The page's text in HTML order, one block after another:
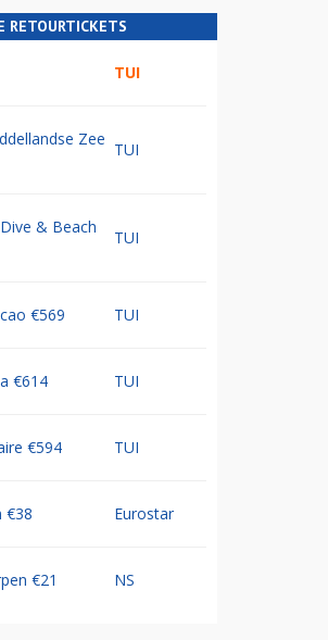
RETOURTICKETS
TUI
Zee
TUI
& Beach
TUI
€569 TUI
€614 TUI
€594 TUI
€38 Eurostar
€21 NS